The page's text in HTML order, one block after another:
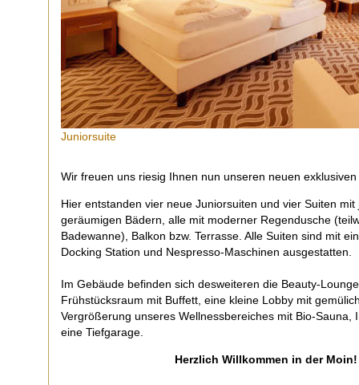
Juniorsuite
Wir freuen uns riesig Ihnen nun unseren neuen
Hier entstanden vier neue Juniorsuiten und vier Suiten
geräumigen Bädern, alle mit moderner Regendusche
Badewanne), Balkon bzw. Terrasse. Alle Suiten sind mit
Docking Station und Nespresso-Maschinen ausgestatten.
Im Gebäude befinden sich desweiteren die Beauty-
Frühstücksraum mit Buffett, eine kleine Lobby mit
Vergrößerung unseres Wellnessbereiches mit Bio-Sauna,
eine Tiefgarage.
Herzlich Willkommen in der